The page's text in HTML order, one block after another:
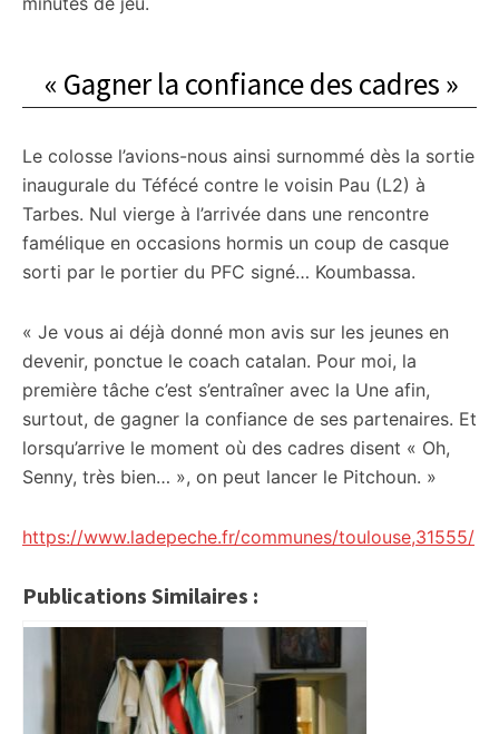
« Gagner la confiance des cadres »
Le colosse l’avions-nous ainsi surnommé dès la sortie
inaugurale du Téfécé contre le voisin Pau (L2) à
Tarbes. Nul vierge à l’arrivée dans une rencontre
famélique en occasions hormis un coup de casque
sorti par le portier du PFC signé… Koumbassa.
« Je vous ai déjà donné mon avis sur les jeunes en
devenir, ponctue le coach catalan. Pour moi, la
première tâche c’est s’entraîner avec la Une afin,
surtout, de gagner la confiance de ses partenaires. Et
lorsqu’arrive le moment où des cadres disent « Oh,
Senny, très bien… », on peut lancer le Pitchoun. »
https://www.ladepeche.fr/communes/toulouse,31555/
Publications Similaires :